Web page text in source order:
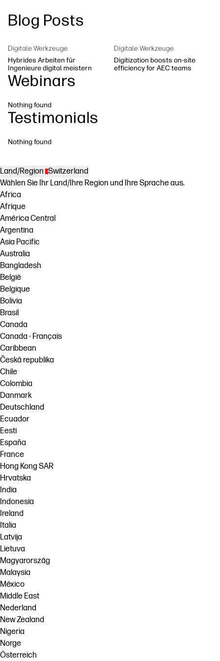
Workflow-Lösungen
Blog Posts
Digitale Werkzeuge
Hybrides Arbeiten für
Ingenieure digital meistern
Digitale Werkzeuge
Digitization boosts on-site
efficiency for AEC teams
Webinars
Nothing found
Testimonials
Nothing found
Land/Region Switzerland
Wählen Sie Ihr Land/Ihre Region und Ihre Sprache aus.
Africa
Afrique
América Central
Argentina
Asia Pacific
Australia
Bangladesh
België
Belgique
Bolivia
Brasil
Canada
Canada - Français
Caribbean
Česká republika
Chile
Colombia
Danmark
Deutschland
Ecuador
Eesti
España
France
Hong Kong SAR
Hrvatska
India
Indonesia
Ireland
Italia
Latvija
Lietuva
Magyarország
Malaysia
México
Middle East
Nederland
New Zealand
Nigeria
Norge
Österreich